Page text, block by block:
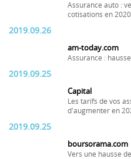
Assurance auto :
cotisations en 2020
2019.09.26
am-today.com
Assurance :
2019.09.25
Capital
Les tarifs de vos
d'augmenter en
2019.09.25
boursorama.com
Vers une hausse